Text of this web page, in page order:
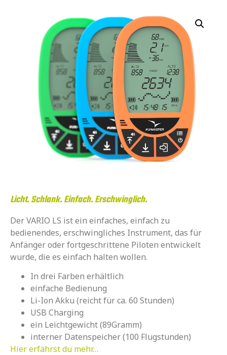
Licht. Schlank. Einfach. Erschwinglich.
Der VARIO LS ist ein einfaches, einfach zu
bedienendes, erschwingliches Instrument, das für
Anfänger oder fortgeschrittene Piloten entwickelt
wurde, die es einfach halten wollen.
In drei Farben erhältlich
einfache Bedienung
Li-Ion Akku (reicht für ca. 60 Stunden)
USB Charging
ein Leichtgewicht (89Gramm)
interner Datenspeicher (100 Flugstunden)
Hier erfährst du mehr…